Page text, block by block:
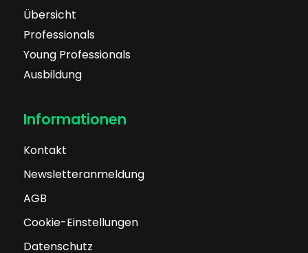
Übersicht
Professionals
Young Professionals
Ausbildung
Informationen
Kontakt
Newsletteranmeldung
AGB
Cookie-Einstellungen
Datenschutz